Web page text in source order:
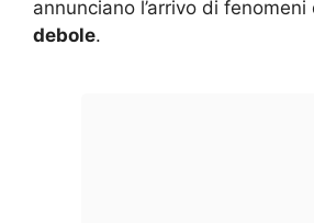
annunciano l’arrivo di fenomeni
debole.